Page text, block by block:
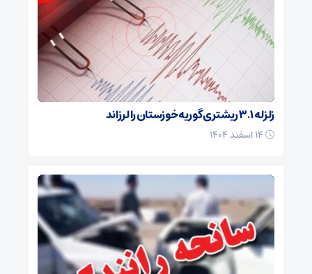
زلزله ۳.۱ ریشتری گوریه خوزستان را لرزاند